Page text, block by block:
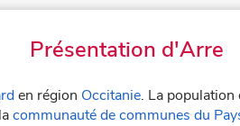
Présentation d'Arre
en région Occitanie. La
communauté de communes du